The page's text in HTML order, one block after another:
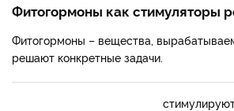
Фитогормоны как стимуляторы
Фитогормоны – вещества,
решают конкретные задачи.